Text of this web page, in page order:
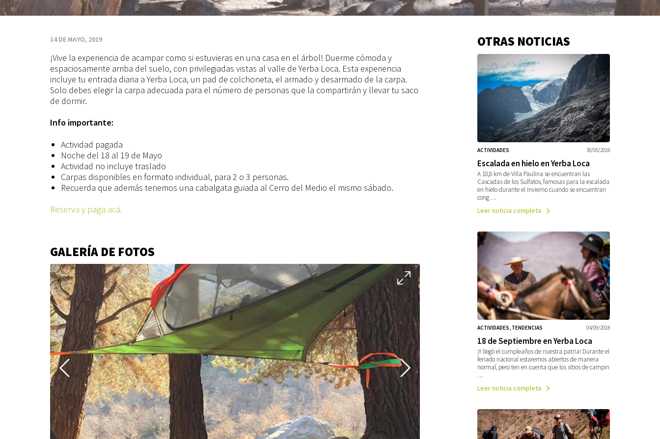
14 DE MAYO, 2019
¡Vive la experiencia de acampar como si estuvieras en una casa en el árbol! Duerme cómoda y
espaciosamente arriba del suelo, con privilegiadas vistas al valle de Yerba Loca. Esta experiencia
incluye tu entrada diaria a Yerba Loca, un pad de colchoneta, el armado y desarmado de la carpa.
Solo debes elegir la carpa adecuada para el número de personas que la compartirán y llevar tu saco
de dormir.
Info importante:
Actividad pagada
Noche del 18 al 19 de Mayo
Actividad no incluye traslado
Carpas disponibles en formato individual, para 2 o 3 personas.
Recuerda que además tenemos una cabalgata guiada al Cerro del Medio el mismo sábado.
Reserva y paga acá.
GALERÍA DE FOTOS
Información
adicional
OTRAS NOTICIAS
30/05/2018
ACTIVIDADES
Escalada en hielo en Yerba Loca
A 10,8 km de Villa Paulina se encuentran las
Cascadas de los Sulfatos, famosas para la escalada
en hielo durante el invierno cuando se encuentran
cong …
Leer noticia completa
04/09/2018
ACTIVIDADES, TENDENCIAS
18 de Septiembre en Yerba Loca
¡Y llegó el cumpleaños de nuestra patria! Durante el
feriado nacional estaremos abiertos de manera
normal, pero ten en cuenta que los sitios de campin
…
Leer noticia completa